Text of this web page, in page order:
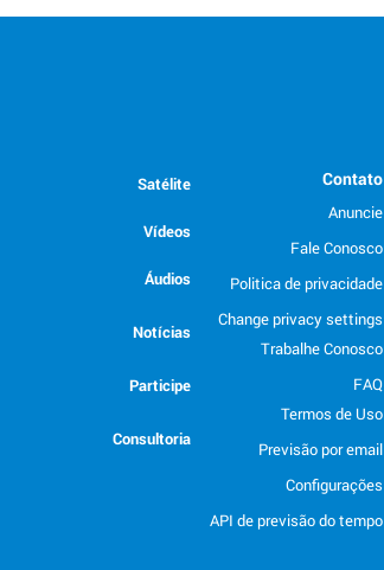
Contato
Anuncie
Fale Conosco
Politica de privacidade
Change privacy settings
Trabalhe Conosco
FAQ
Termos de Uso
Previsão por email
Configurações
API de previsão do tempo
Satélite
Vídeos
Áudios
Notícias
Participe
Consultoria